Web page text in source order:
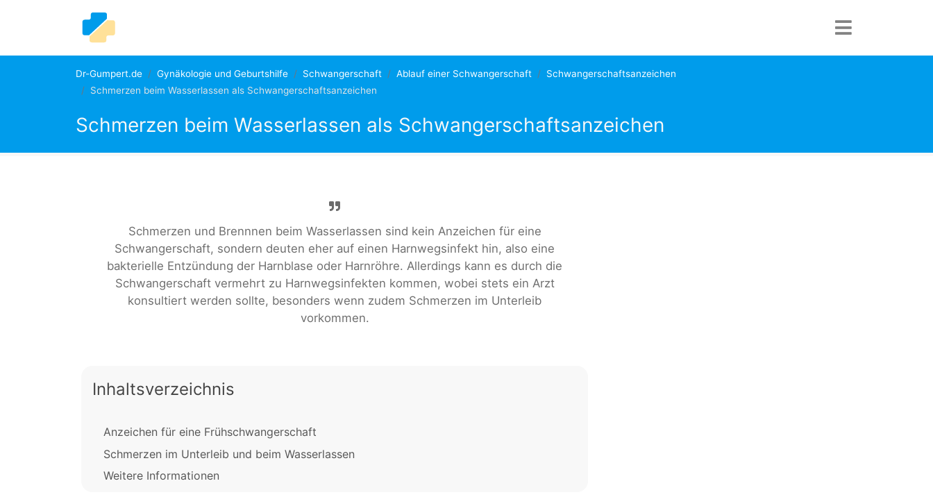
Dr-Gumpert.de Gynäkologie und Geburtshilfe Schwangerschaft Ablauf einer Schwangerschaft
Schwangerschaftsanzeichen
Schmerzen beim Wasserlassen als Schwangerschaftsanzeichen
Schmerzen beim Wasserlassen als Schwangerschaftsanzeichen
Schmerzen und Brennnen beim Wasserlassen sind kein Anzeichen für eine
Schwangerschaft, sondern deuten eher auf einen Harnwegsinfekt hin, also eine
bakterielle Entzündung der Harnblase oder Harnröhre. Allerdings kann es durch die
Schwangerschaft vermehrt zu Harnwegsinfekten kommen, wobei stets ein Arzt
konsultiert werden sollte, besonders wenn zudem Schmerzen im Unterleib
vorkommen.
Inhaltsverzeichnis
Anzeichen für eine Frühschwangerschaft
Schmerzen im Unterleib und beim Wasserlassen
Weitere Informationen